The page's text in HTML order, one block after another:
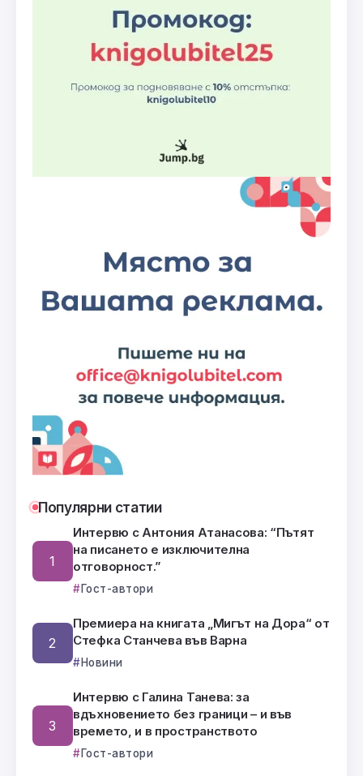
Популярни статии
Интервю с Антония Атанасова: “Пътят
на писането е изключителна
отговорност.”
Гост-автори
Премиера на книгата „Мигът на Дора“ от
Стефка Станчева във Варна
Новини
Интервю с Галина Танева: за
вдъхновението без граници – и във
времето, и в пространството
Гост-автори